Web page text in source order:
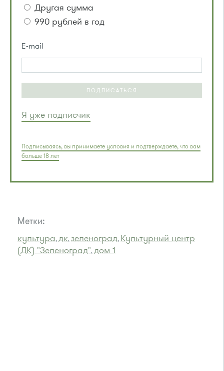
Другая сумма
990 рублей в год
E-mail
ПОДПИСАТЬСЯ
Я уже подписчик
Подписываясь, вы принимаете условия и подтверждаете, что вам
больше 18 лет
Метки:
культура,дк,зеленоград, Культурный центр
(ДК) "Зеленоград",дом 1